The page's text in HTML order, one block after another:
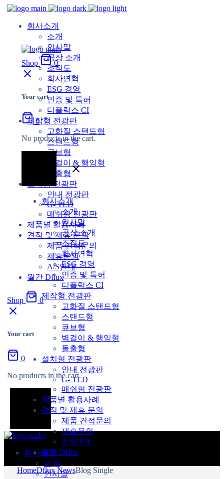
회사소개
소개
인사말
공장 소개
조직도
회사연혁
ESG 경영
인증 및 특허
디플럭스 CI
제작형 전광판
고화질 스탠드형
스탠드형
큐브형
벽걸이 & 행잉형
돌출형
설치형 전광판
안내 전광판
G- TLD
매쉬형 전광판
제품별 활용사례
견적 및 제휴 문의
제품 견적문의
제휴문의
A/S안내
월간 Dflux
Shop 0
Your cart
0
No products in the cart.
회사소개
소개
인사말
Shop 0
Your cart
0
No products in the cart.
회사소개
소개
인사말
공장 소개
조직도
회사연혁
ESG 경영
인증 및 특허
디플럭스 CI
제작형 전광판
고화질 스탠드형
스탠드형
큐브형
벽걸이 & 행잉형
돌출형
설치형 전광판
안내 전광판
G- TLD
매쉬형 전광판
제품별 활용사례
견적 및 제휴 문의
제품 견적문의
제휴문의
A/S안내
월간 Dflux
HomeDflux NewsBlog Single